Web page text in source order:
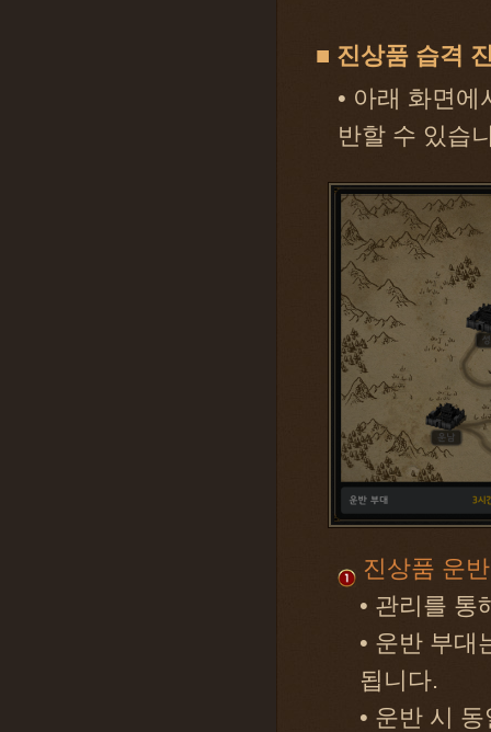
■ 진상품 습격
• 아래 화면
반할 수 있습
진상품 운반
• 관리를 통
• 운반 부대
됩니다.
• 운반 시